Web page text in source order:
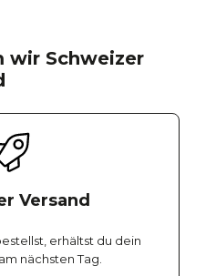
wir Schweizer
Versand
erhältst du dein
nächsten Tag.